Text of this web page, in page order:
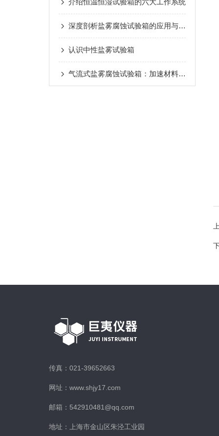
介绍恒温恒湿试验箱的六大工作系统
深度剖析盐雾腐蚀试验箱的应用与意义
认识中性盐雾试验箱
气流式盐雾腐蚀试验箱：加速材料耐蚀性评估的工业“试金石”
传真：021-39652663
网址：www.shjy17.com
邮箱：542910481@qq.com
地址：上海市金山区朱泾工业园